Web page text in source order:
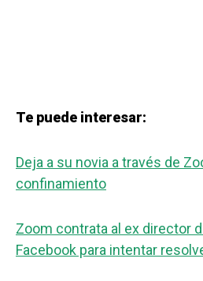
Te puede interesar:
Deja a su novia a través de
confinamiento
Zoom contrata al ex director
Facebook para intentar